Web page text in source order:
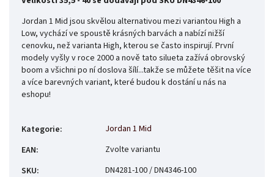
Jordan 1 Mid jsou skvělou alternativou mezi variantou High a
Low, vychází ve spoustě krásných barvách a nabízí nižší
cenovku, než varianta High, kterou se často inspirují. První
modely vyšly v roce 2000 a nově tato silueta zažívá obrovský
boom a všichni po ní doslova šílí...takže se můžete těšit na více
a více barevných variant, které budou k dostání u nás na
eshopu!
Kategorie:
Jordan 1 Mid
EAN:
Zvolte variantu
SKU:
DN4281-100 / DN4346-100